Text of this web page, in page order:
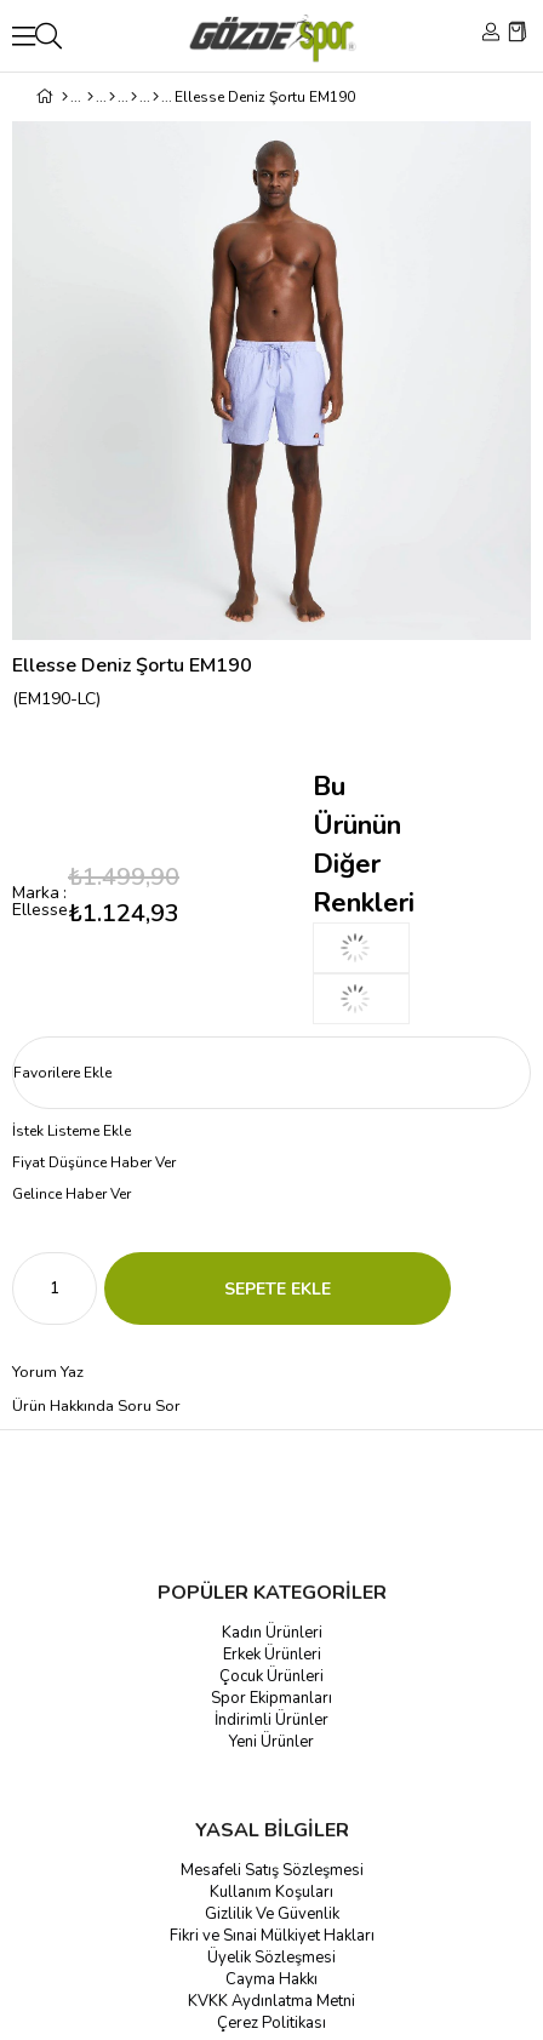
Ellesse Deniz Şortu EM190
Ellesse Deniz Şortu EM190
(EM190-LC)
Marka :
Ellesse
₺1.499,90
₺1.124,93
Bu
Ürünün
Diğer
Renkleri
Favorilere Ekle
İstek Listeme Ekle
Fiyat Düşünce Haber Ver
Gelince Haber Ver
Yorum Yaz
Ürün Hakkında Soru Sor
POPÜLER KATEGORİLER
Kadın Ürünleri
Erkek Ürünleri
Çocuk Ürünleri
Spor Ekipmanları
İndirimli Ürünler
Yeni Ürünler
YASAL BİLGİLER
Mesafeli Satış Sözleşmesi
Kullanım Koşuları
Gizlilik Ve Güvenlik
Fikri ve Sınai Mülkiyet Hakları
Üyelik Sözleşmesi
Cayma Hakkı
KVKK Aydınlatma Metni
Çerez Politikası